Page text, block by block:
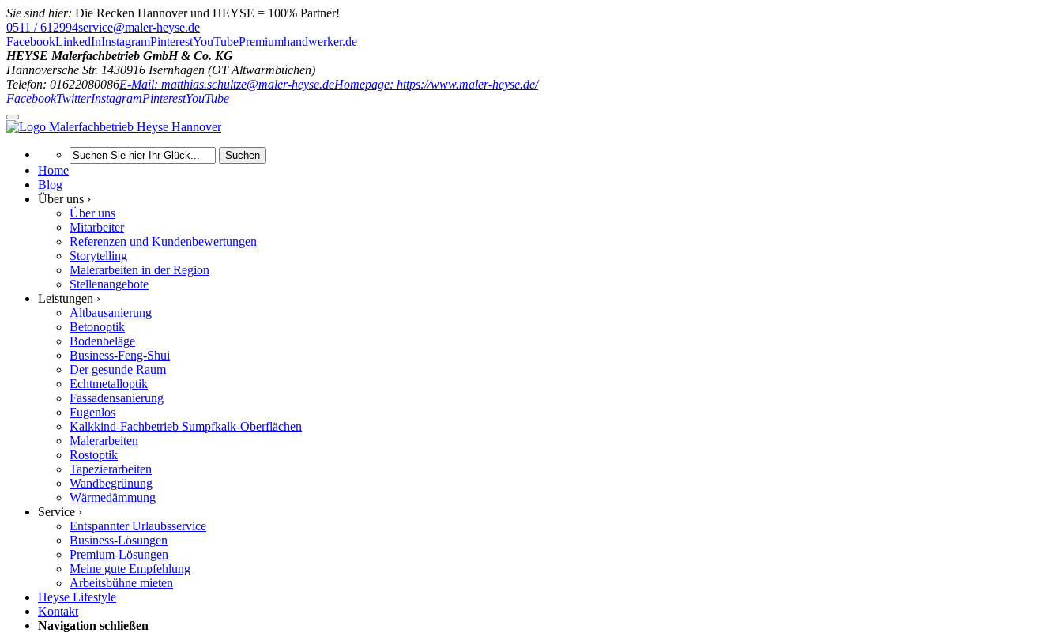
Sie sind hier: Die Recken Hannover und HEYSE = 100% Partner!
0511 / 612994service@maler-heyse.de
FacebookLinkedInInstagramPinterestYouTubePremiumhandwerker.de
HEYSE Malerfachbetrieb GmbH & Co. KG
Hannoversche Str. 1430916 Isernhagen (OT Altwarmbüchen)
Telefon: 01622080086E-Mail: matthias.schultze@maler-heyse.deHomepage: https://www.maler-heyse.de/
FacebookTwitterInstagramPinterestYouTube
Suchen
Home
Blog
Über uns ›
Über uns
Mitarbeiter
Referenzen und Kundenbewertungen
Storytelling
Malerarbeiten in der Region
Stellenangebote
Leistungen ›
Altbausanierung
Betonoptik
Bodenbeläge
Business-Feng-Shui
Der gesunde Raum
Echtmetalloptik
Fassadensanierung
Fugenlos
Kalkkind-Fachbetrieb Sumpfkalk-Oberflächen
Malerarbeiten
Rostoptik
Tapezierarbeiten
Wandbegrünung
Wärmedämmung
Service ›
Entspannter Urlaubsservice
Business-Lösungen
Premium-Lösungen
Meine gute Empfehlung
Arbeitsbühne mieten
Heyse Lifestyle
Kontakt
Navigation schließen